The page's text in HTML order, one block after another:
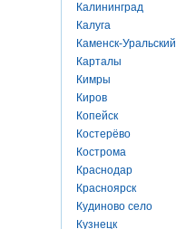
Калининград
Калуга
Каменск-Уральский
Карталы
Кимры
Киров
Копейск
Костерёво
Кострома
Краснодар
Красноярск
Кудиново село
Кузнецк